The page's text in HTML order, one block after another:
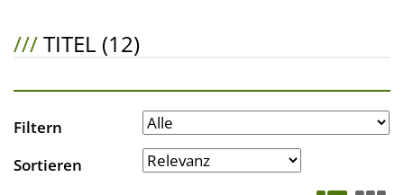
///TITEL (12)
Filtern
Sortieren